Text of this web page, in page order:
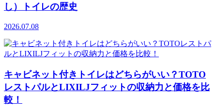
し）トイレの歴史
2026.07.08
キャビネット付きトイレはどちらがいい？TOTO
レストパルとLIXILJフィットの収納力と価格を比
較！